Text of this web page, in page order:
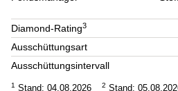
Diamond-Rating3
Ausschüttungsart
Ausschüttungsintervall
1 Stand: 04.08.2026 2 Stand: